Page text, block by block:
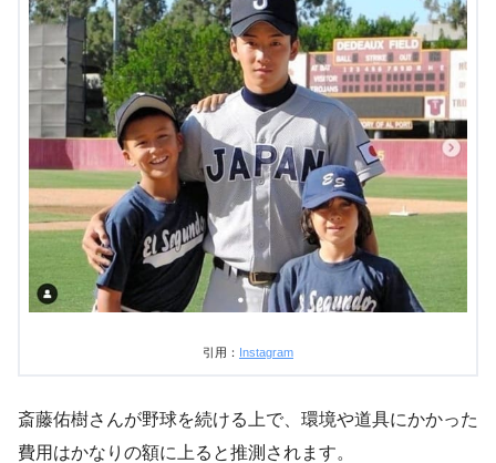
引用： Instagram
斎藤佑樹さんが野球を続ける上で、環境や道具にかかった
費用はかなりの額に上ると推測されます。